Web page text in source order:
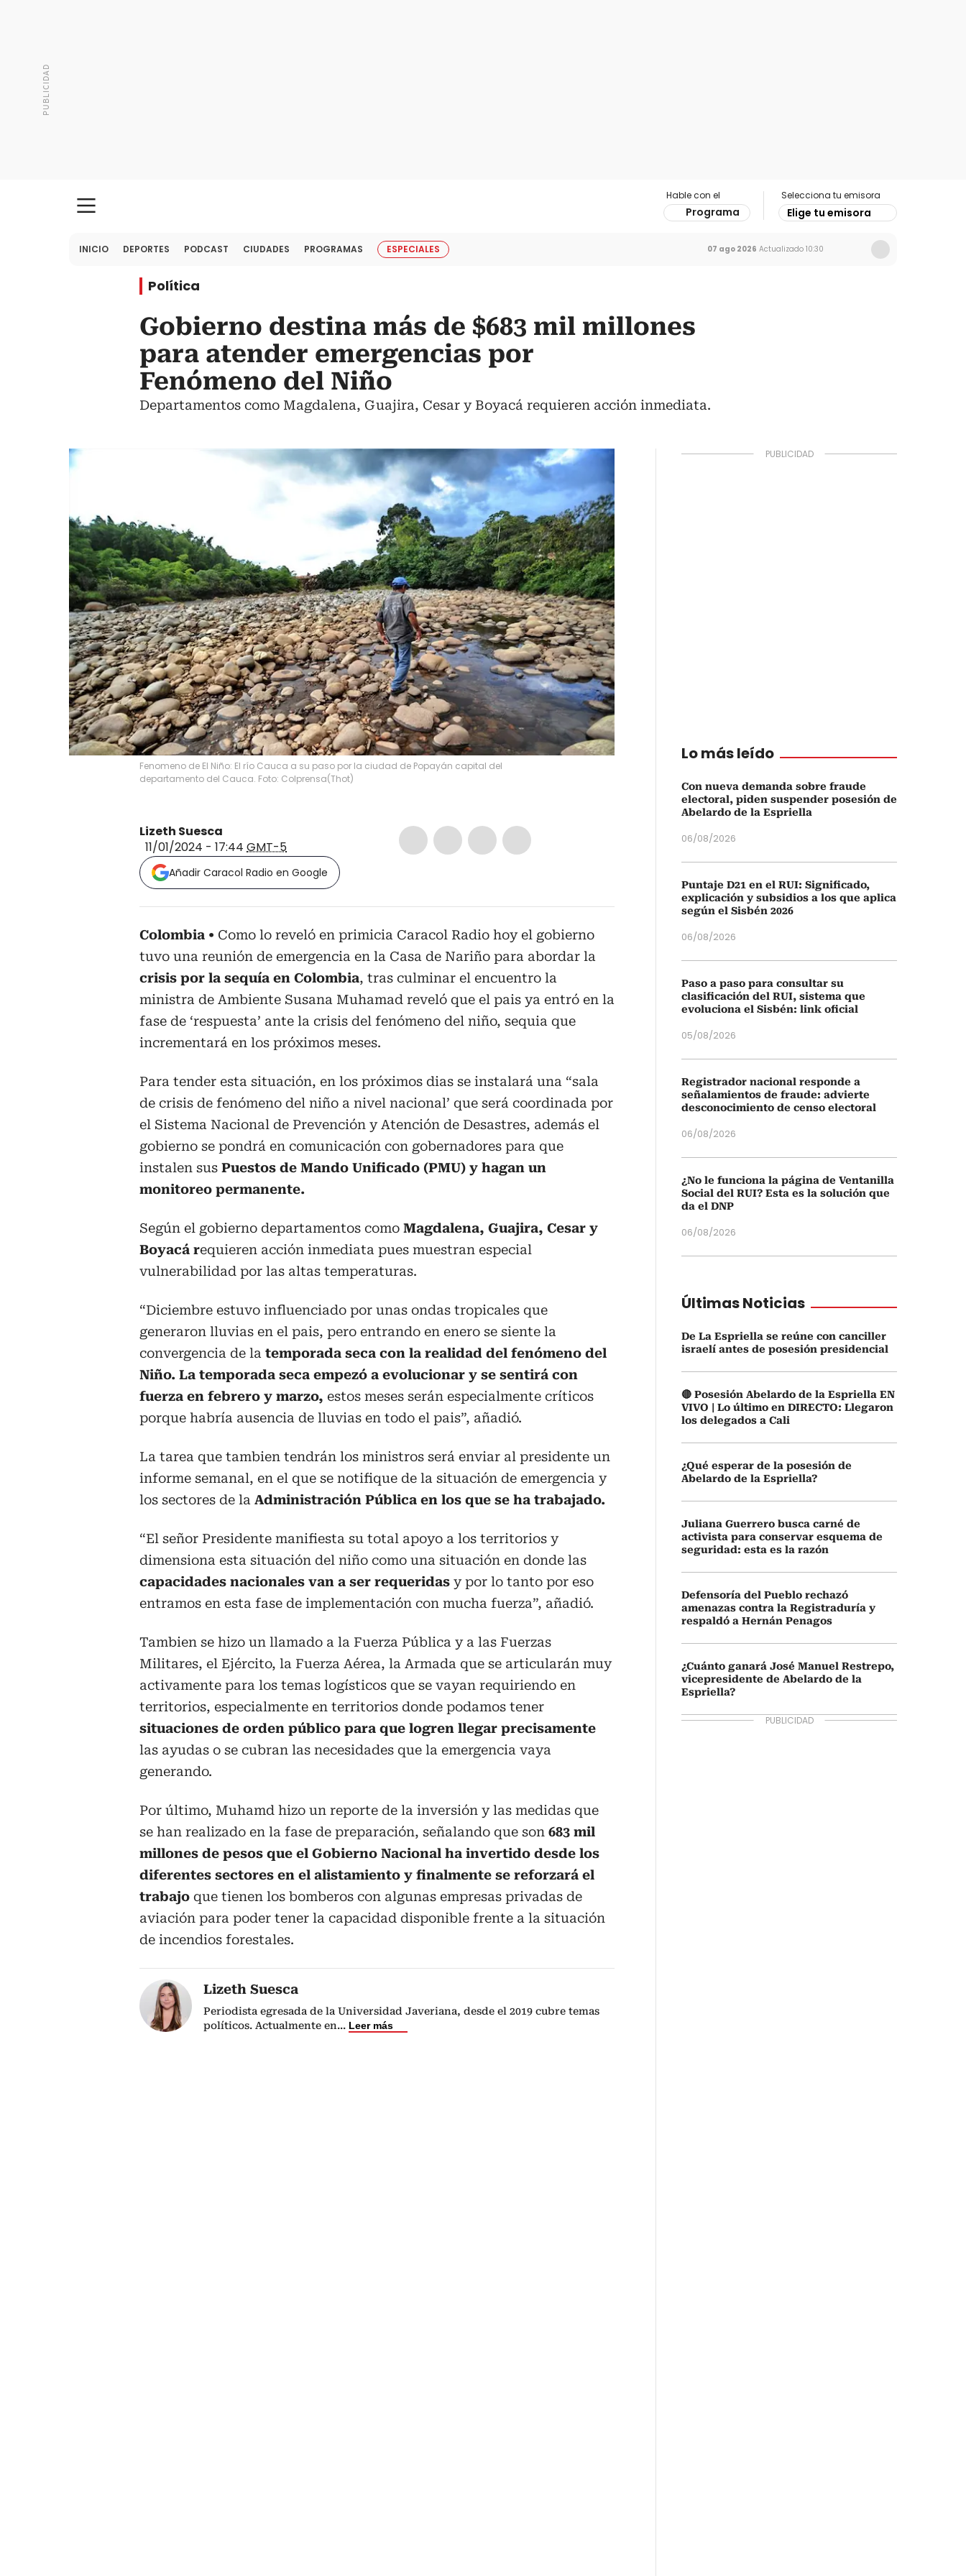
Hable con el
Programa
Selecciona tu emisora
Elige tu emisora
INICIO DEPORTES PODCAST CIUDADES PROGRAMAS ESPECIALES 07 ago 2026 Actualizado 10:30
Política
Gobierno destina más de $683 mil millones
para atender emergencias por
Fenómeno del Niño
Departamentos como Magdalena, Guajira, Cesar y Boyacá requieren acción inmediata.
Fenomeno de El Niño: El río Cauca a su paso por la ciudad de Popayán capital del
departamento del Cauca. Foto: Colprensa(Thot)
Lizeth Suesca
11/01/2024 - 17:44 GMT-5
Añadir Caracol Radio en Google
Colombia
Como lo reveló en primicia Caracol Radio hoy el gobierno
tuvo una reunión de emergencia en la Casa de Nariño para abordar la
crisis por la sequía en Colombia, tras culminar el encuentro la
ministra de Ambiente Susana Muhamad reveló que el pais ya entró en la
fase de ‘respuesta’ ante la crisis del fenómeno del niño, sequia que
incrementará en los próximos meses.
Para tender esta situación, en los próximos dias se instalará una “sala
de crisis de fenómeno del niño a nivel nacional’ que será coordinada por
el Sistema Nacional de Prevención y Atención de Desastres, además el
gobierno se pondrá en comunicación con gobernadores para que
instalen sus Puestos de Mando Unificado (PMU) y hagan un
monitoreo permanente.
Según el gobierno departamentos como Magdalena, Guajira, Cesar y
Boyacá requieren acción inmediata pues muestran especial
vulnerabilidad por las altas temperaturas.
“Diciembre estuvo influenciado por unas ondas tropicales que
generaron lluvias en el pais, pero entrando en enero se siente la
convergencia de la temporada seca con la realidad del fenómeno del
Niño. La temporada seca empezó a evolucionar y se sentirá con
fuerza en febrero y marzo, estos meses serán especialmente críticos
porque habría ausencia de lluvias en todo el pais”, añadió.
La tarea que tambien tendrán los ministros será enviar al presidente un
informe semanal, en el que se notifique de la situación de emergencia y
los sectores de la Administración Pública en los que se ha trabajado.
“El señor Presidente manifiesta su total apoyo a los territorios y
dimensiona esta situación del niño como una situación en donde las
capacidades nacionales van a ser requeridas y por lo tanto por eso
entramos en esta fase de implementación con mucha fuerza”, añadió.
Tambien se hizo un llamado a la Fuerza Pública y a las Fuerzas
Militares, el Ejército, la Fuerza Aérea, la Armada que se articularán muy
activamente para los temas logísticos que se vayan requiriendo en
territorios, especialmente en territorios donde podamos tener
situaciones de orden público para que logren llegar precisamente
las ayudas o se cubran las necesidades que la emergencia vaya
generando.
Por último, Muhamd hizo un reporte de la inversión y las medidas que
se han realizado en la fase de preparación, señalando que son 683 mil
millones de pesos que el Gobierno Nacional ha invertido desde los
diferentes sectores en el alistamiento y finalmente se reforzará el
trabajo que tienen los bomberos con algunas empresas privadas de
aviación para poder tener la capacidad disponible frente a la situación
de incendios forestales.
Lizeth Suesca
Periodista egresada de la Universidad Javeriana, desde el 2019 cubre temas
políticos. Actualmente en... Leer más
Lo más leído
Con nueva demanda sobre fraude
electoral, piden suspender posesión de
Abelardo de la Espriella
06/08/2026
Puntaje D21 en el RUI: Significado,
explicación y subsidios a los que aplica
según el Sisbén 2026
06/08/2026
Paso a paso para consultar su
clasificación del RUI, sistema que
evoluciona el Sisbén: link oficial
05/08/2026
Registrador nacional responde a
señalamientos de fraude: advierte
desconocimiento de censo electoral
06/08/2026
¿No le funciona la página de Ventanilla
Social del RUI? Esta es la solución que
da el DNP
06/08/2026
Últimas Noticias
De La Espriella se reúne con canciller
israelí antes de posesión presidencial
🔴 Posesión Abelardo de la Espriella EN
VIVO | Lo último en DIRECTO: Llegaron
los delegados a Cali
¿Qué esperar de la posesión de
Abelardo de la Espriella?
Juliana Guerrero busca carné de
activista para conservar esquema de
seguridad: esta es la razón
Defensoría del Pueblo rechazó
amenazas contra la Registraduría y
respaldó a Hernán Penagos
¿Cuánto ganará José Manuel Restrepo,
vicepresidente de Abelardo de la
Espriella?